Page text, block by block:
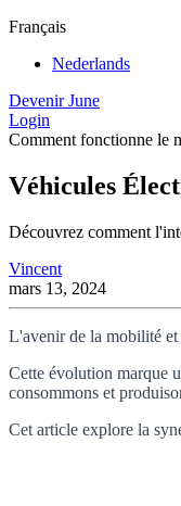
Français
Nederlands
Devenir June
Login
Comment fonctionne le
Véhicules
Découvrez comment
Vincent
mars 13, 2024
L'avenir de la mobilité et
Cette évolution marque
consommons et
Cet article explore la